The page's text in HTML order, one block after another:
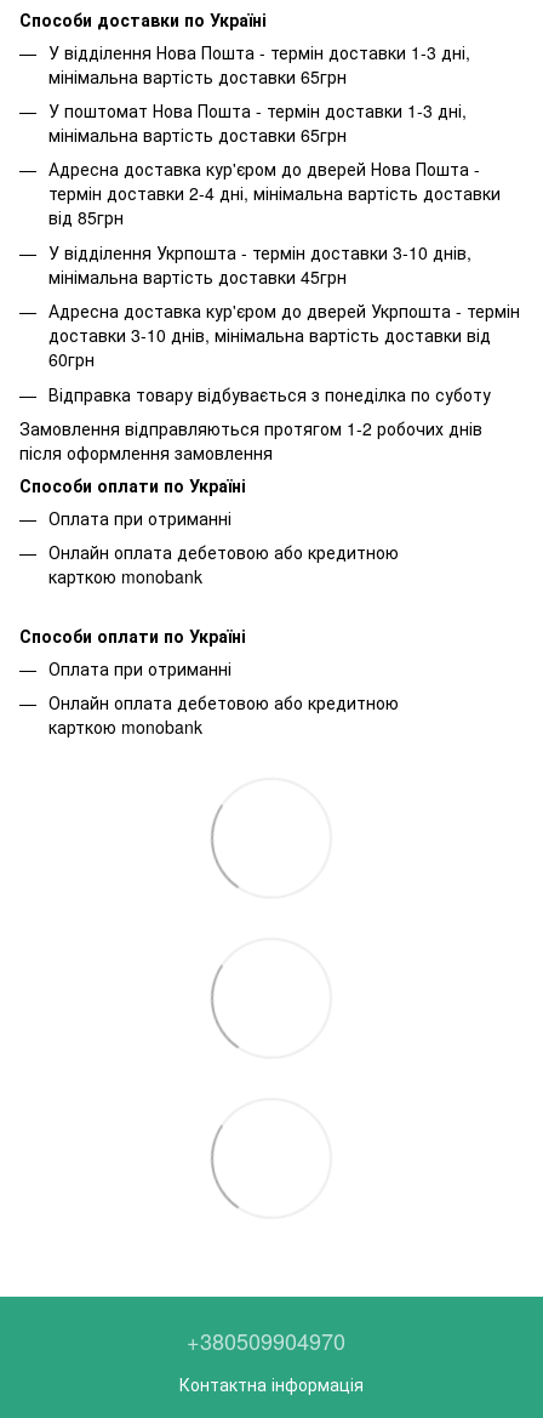
Способи доставки по Україні
У відділення Нова Пошта - термін доставки 1-3 дні,
мінімальна вартість доставки 65грн
У поштомат Нова Пошта - термін доставки 1-3 дні,
мінімальна вартість доставки 65грн
Адресна доставка кур'єром до дверей Нова Пошта -
термін доставки 2-4 дні, мінімальна вартість доставки
від 85грн
У відділення Укрпошта - термін доставки 3-10 днів,
мінімальна вартість доставки 45грн
Адресна доставка кур'єром до дверей Укрпошта - термін
доставки 3-10 днів, мінімальна вартість доставки від
60грн
Відправка товару відбувається з понеділка по суботу
Замовлення відправляються протягом 1-2 робочих днів
після оформлення замовлення
Способи оплати по Україні
Оплата при отриманні
Онлайн оплата дебетовою або кредитною
карткою monobank
Способи оплати по Україні
Оплата при отриманні
Онлайн оплата дебетовою або кредитною
карткою monobank
+380509904970
Контактна інформація